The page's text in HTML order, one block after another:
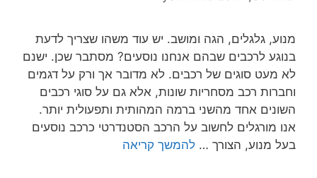
מנוע, גלגלים, הגה ומושב. יש עוד משהו שצריך לדעת
בנוגע לרכבים שבהם אנחנו נוסעים? מסתבר שכן. ישנם
לא מעט סוגים של רכבים. לא מדובר אך ורק על דגמים
וחברות רכב מסחריות שונות, אלא גם על סוגי רכבים
השונים אחד מהשני ברמה המהותית ותפעולית יותר.
אנו מורגלים לחשוב על הרכב הסטנדרטי כרכב נוסעים
בעל מנוע, הצורך …להמשך קריאה